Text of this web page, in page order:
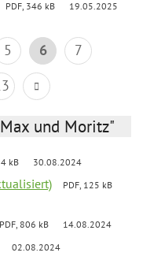
PDF, 346 kB 19.05.2025
5 6
7
und Moritz"
kB 30.08.2024
PDF, 125 kB
PDF, 806 kB 14.08.2024
02.08.2024